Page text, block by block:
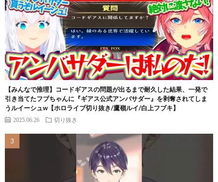
【みんなで推理】コードギアスの問題が出るまで耐久した結果、一発で
引き当てたフブちゃんに『ギアス公式アンバサダー』を剥奪されてしま
うルイーシュw【ホロライブ切り抜き/鷹嶺ルイ/白上フブキ】
2025.06.26 切り抜き